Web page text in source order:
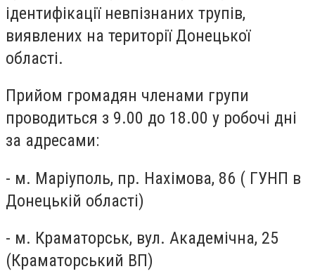
ідентифікації невпізнаних трупів,
виявлених на території Донецької
області.
Прийом громадян членами групи
проводиться з 9.00 до 18.00 у робочі дні
за адресами:
- м. Маріуполь, пр. Нахімова, 86 ( ГУНП в
Донецькій області)
- м. Краматорськ, вул. Академічна, 25
(Краматорський ВП)